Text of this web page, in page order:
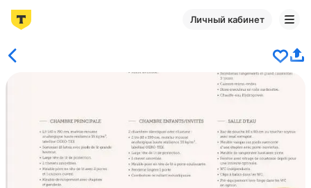
Личный кабинет